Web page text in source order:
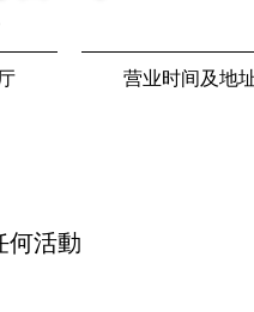
营业时间及地
何活動